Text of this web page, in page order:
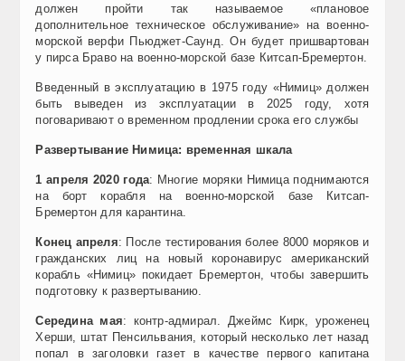
должен пройти так называемое «плановое
дополнительное техническое обслуживание» на военно-
морской верфи Пьюджет-Саунд. Он будет пришвартован
у пирса Браво на военно-морской базе Китсап-Бремертон.
Введенный в эксплуатацию в 1975 году «Нимиц» должен
быть выведен из эксплуатации в 2025 году, хотя
поговаривают о временном продлении срока его службы
Развертывание Нимица: временная шкала
1 апреля 2020 года: Многие моряки Нимица поднимаются
на борт корабля на военно-морской базе Китсап-
Бремертон для карантина.
Конец апреля: После тестирования более 8000 моряков и
гражданских лиц на новый коронавирус американский
корабль «Нимиц» покидает Бремертон, чтобы завершить
подготовку к развертыванию.
Середина мая: контр-адмирал. Джеймс Кирк, уроженец
Херши, штат Пенсильвания, который несколько лет назад
попал в заголовки газет в качестве первого капитана